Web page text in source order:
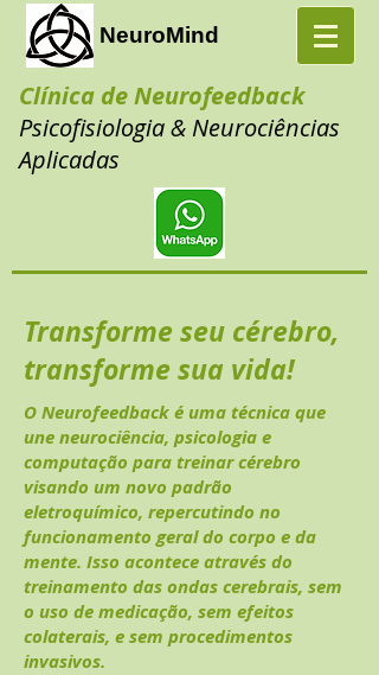
NeuroMind
Clínica de Neurofeedback
Psicofisiologia & Neurociências
Aplicadas
Transforme seu cérebro,
transforme sua vida!
O Neurofeedback é uma técnica que
une neurociência, psicologia e
computação para treinar cérebro
visando um novo padrão
eletroquímico, repercutindo no
funcionamento geral do corpo e da
mente. Isso acontece através do
treinamento das ondas cerebrais, sem
o uso de medicação, sem efeitos
colaterais, e sem procedimentos
invasivos.